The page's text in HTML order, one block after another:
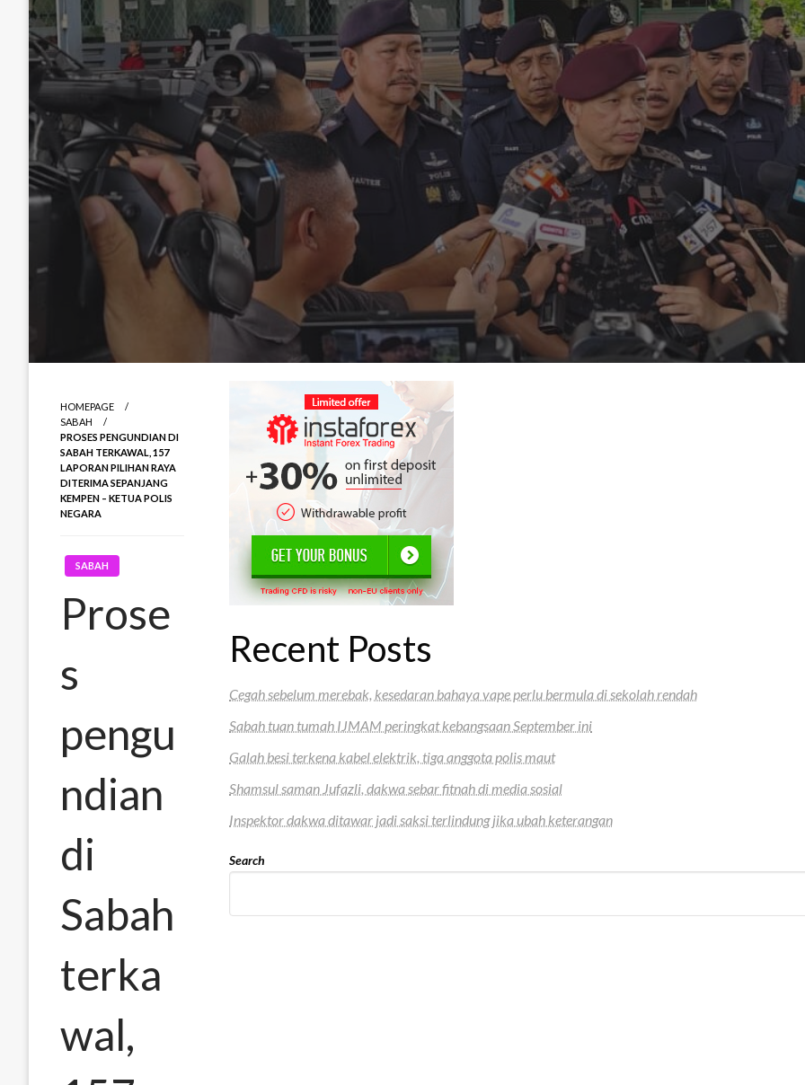
HOMEPAGE
SABAH
PROSES PENGUNDIAN DI
SABAH TERKAWAL, 157
LAPORAN PILIHAN RAYA
DITERIMA SEPANJANG
KEMPEN – KETUA POLIS
NEGARA
SABAH
Prose
s
pengu
ndian
di
Sabah
terka
wal,
Recent Posts
Cegah sebelum merebak, kesedaran bahaya vape perlu bermula di sekolah rendah
Sabah tuan tumah IJMAM peringkat kebangsaan September ini
Galah besi terkena kabel elektrik, tiga anggota polis maut
Shamsul saman Jufazli, dakwa sebar fitnah di media sosial
Inspektor dakwa ditawar jadi saksi terlindung jika ubah keterangan
Search